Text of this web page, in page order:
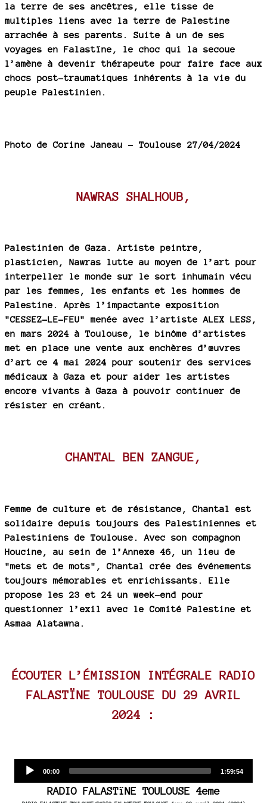
la terre de ses ancêtres, elle tisse de
multiples liens avec la terre de Palestine
arrachée à ses parents. Suite à un de ses
voyages en Falastïne, le choc qui la secoue
l’amène à devenir thérapeute pour faire face aux
chocs post-traumatiques inhérents à la vie du
peuple Palestinien.
Photo de Corine Janeau - Toulouse 27/04/2024
NAWRAS SHALHOUB,
Palestinien de Gaza. Artiste peintre,
plasticien, Nawras lutte au moyen de l’art pour
interpeller le monde sur le sort inhumain vécu
par les femmes, les enfants et les hommes de
Palestine. Après l’impactante exposition
"CESSEZ-LE-FEU" menée avec l’artiste ALEX LESS,
en mars 2024 à Toulouse, le binôme d’artistes
met en place une vente aux enchères d’œuvres
d’art ce 4 mai 2024 pour soutenir des services
médicaux à Gaza et pour aider les artistes
encore vivants à Gaza à pouvoir continuer de
résister en créant.
CHANTAL BEN ZANGUE,
Femme de culture et de résistance, Chantal est
solidaire depuis toujours des Palestiniennes et
Palestiniens de Toulouse. Avec son compagnon
Houcine, au sein de l’Annexe 46, un lieu de
"mets et de mots", Chantal crée des événements
toujours mémorables et enrichissants. Elle
propose les 23 et 24 un week-end pour
questionner l’exil avec le Comité Palestine et
Asmaa Alatawna.
ÉCOUTER L’ÉMISSION INTÉGRALE RADIO
FALASTÏNE TOULOUSE DU 29 AVRIL
2024 :
Current
00:00
Total
1:59:54
RADIO FALASTïNE TOULOUSE 4eme